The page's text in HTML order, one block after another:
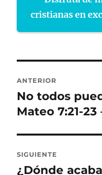
cristianas en
de
entradas
ANTERIOR
Entrada
anterior:
No todos
Mateo 7:21-
SIGUIENTE
Entrada
¿Dónde